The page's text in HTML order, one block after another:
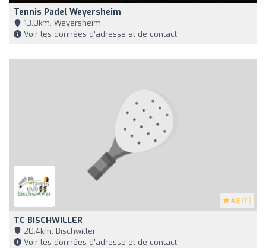
Tennis Padel Weyersheim
13,0km, Weyersheim
Voir les données d'adresse et de contact
4.5 (11)
TC BISCHWILLER
20,4km, Bischwiller
Voir les données d'adresse et de contact